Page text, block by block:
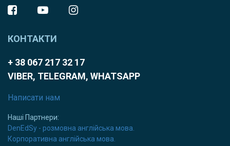
КОНТАКТИ
+ 38 067 217 32 17
VIBER, TELEGRAM, WHATSAPP
Написати нам
Наші Партнери:
DenEdSy - розмовна англійська мова.
Корпоративна англійська мова.